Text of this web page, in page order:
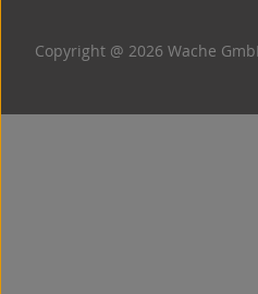
Copyright @ 2026 Wache